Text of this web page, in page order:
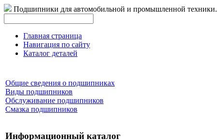
Подшипники для автомобильной и промышленной техники.
Главная страница
Навигация по сайту
Каталог деталей
Общие сведения о подшипниках
Виды подшипников
Обслуживание подшипников
Смазка подшипников
Информационный каталог